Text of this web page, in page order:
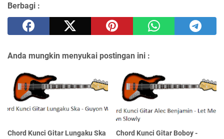
Berbagi :
Anda mungkin menyukai postingan ini :
Chord Kunci Gitar Lungaku Ska
Chord Kunci Gitar Boboy -